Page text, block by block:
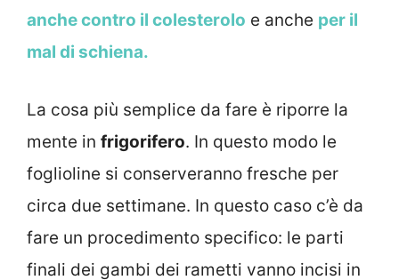
anche contro il colesterolo e anche per il
mal di schiena.
La cosa più semplice da fare è riporre la
mente in frigorifero. In questo modo le
foglioline si conserveranno fresche per
circa due settimane. In questo caso c’è da
fare un procedimento specifico: le parti
finali dei gambi dei rametti vanno incisi in